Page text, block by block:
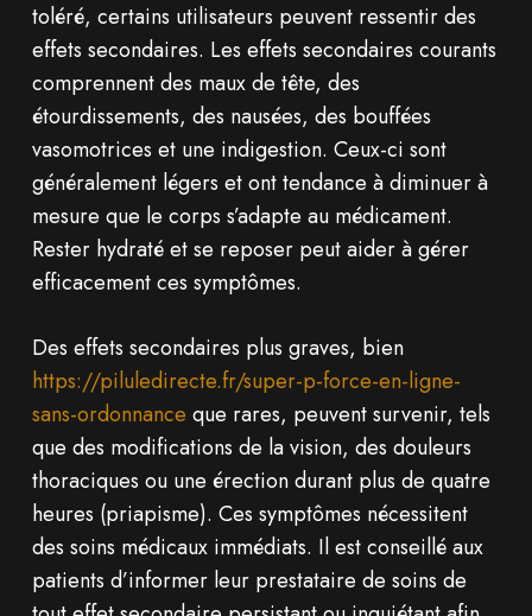
toléré, certains utilisateurs peuvent ressentir des
effets secondaires. Les effets secondaires courants
comprennent des maux de tête, des
étourdissements, des nausées, des bouffées
vasomotrices et une indigestion. Ceux-ci sont
généralement légers et ont tendance à diminuer à
mesure que le corps s’adapte au médicament.
Rester hydraté et se reposer peut aider à gérer
efficacement ces symptômes.
Des effets secondaires plus graves, bien
https://piluledirecte.fr/super-p-force-en-ligne-
sans-ordonnance que rares, peuvent survenir, tels
que des modifications de la vision, des douleurs
thoraciques ou une érection durant plus de quatre
heures (priapisme). Ces symptômes nécessitent
des soins médicaux immédiats. Il est conseillé aux
patients d’informer leur prestataire de soins de